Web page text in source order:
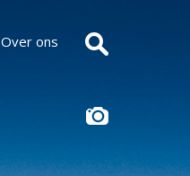
Over ons